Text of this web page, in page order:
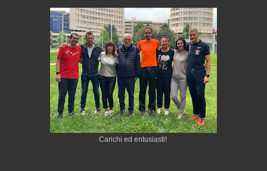
Carichi ed entusiasti!